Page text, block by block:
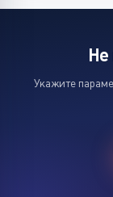
Не
Укажите